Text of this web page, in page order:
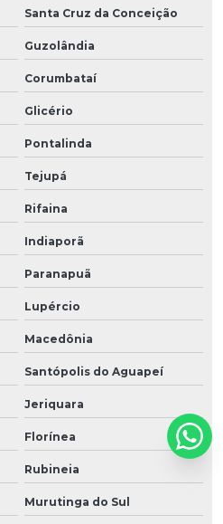
Santa Cruz da Conceição
Guzolândia
Corumbataí
Glicério
Pontalinda
Tejupá
Rifaina
Indiaporã
Paranapuã
Lupércio
Macedônia
Santópolis do Aguapeí
Jeriquara
Florínea
Rubineia
Murutinga do Sul